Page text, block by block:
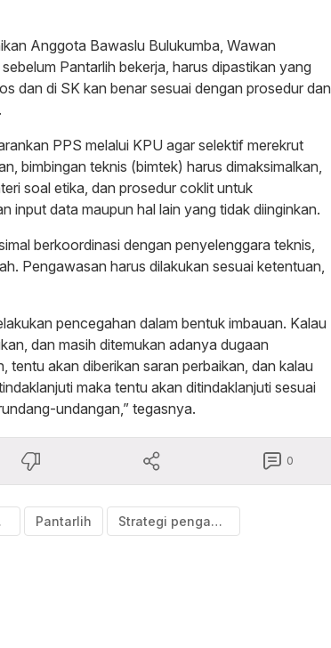
Anggota Bawaslu Bulukumba, Wawan
Pantarlih bekerja, harus dipastikan yang
dan di SK kan benar sesuai dengan prosedur dan
PPS melalui KPU agar selektif merekrut
bimbingan teknis (bimtek) harus dimaksimalkan,
soal etika, dan prosedur coklit untuk
input data maupun hal lain yang tidak diinginkan.
berkoordinasi dengan penyelenggara teknis,
Pengawasan harus dilakukan sesuai ketentuan,
pencegahan dalam bentuk imbauan. Kalau
dan masih ditemukan adanya dugaan
tentu akan diberikan saran perbaikan, dan kalau
maka tentu akan ditindaklanjuti sesuai
undangan,” tegasnya.
0
Pantarlih Strategi pengawasan